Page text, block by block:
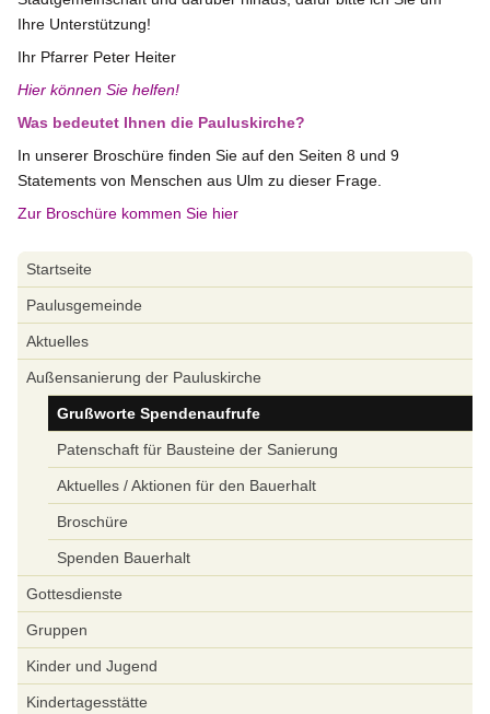
Ihre Unterstützung!
Ihr Pfarrer Peter Heiter
Hier können Sie helfen!
Was bedeutet Ihnen die Pauluskirche?
In unserer Broschüre finden Sie auf den Seiten 8 und 9
Statements von Menschen aus Ulm zu dieser Frage.
Zur Broschüre kommen Sie hier
überspringen
Startseite
Paulusgemeinde
Aktuelles
Außensanierung der Pauluskirche
Grußworte Spendenaufrufe
Patenschaft für Bausteine der Sanierung
Aktuelles / Aktionen für den Bauerhalt
Broschüre
Spenden Bauerhalt
Gottesdienste
Gruppen
Kinder und Jugend
Kindertagesstätte